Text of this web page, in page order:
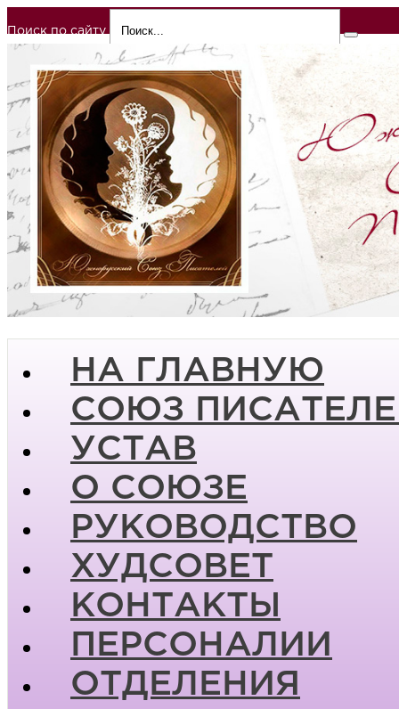
Поиск по сайту
НА ГЛАВНУЮ
СОЮЗ
УСТАВ
О СОЮЗЕ
РУКОВОДСТВО
ХУДСОВЕТ
КОНТАКТЫ
ПЕРСОНАЛИИ
ОТДЕЛЕНИЯ